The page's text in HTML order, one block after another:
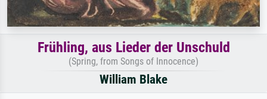
Frühling, aus Lieder der Unschuld
(Spring, from Songs of Innocence)
William Blake